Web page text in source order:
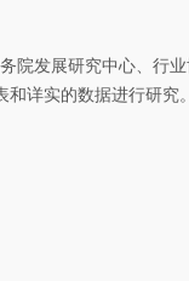
院发展研究中心、行业
详实的数据进行研究。